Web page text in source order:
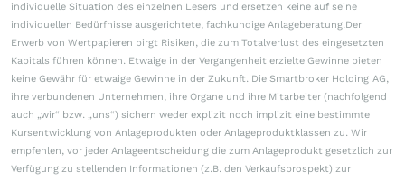
individuelle Situation des einzelnen Lesers und ersetzen keine auf seine
individuellen Bedürfnisse ausgerichtete, fachkundige Anlageberatung.Der
Erwerb von Wertpapieren birgt Risiken, die zum Totalverlust des eingesetzten
Kapitals führen können. Etwaige in der Vergangenheit erzielte Gewinne bieten
keine Gewähr für etwaige Gewinne in der Zukunft. Die Smartbroker Holding AG,
ihre verbundenen Unternehmen, ihre Organe und ihre Mitarbeiter (nachfolgend
auch „wir“ bzw. „uns“) sichern weder explizit noch implizit eine bestimmte
Kursentwicklung von Anlageprodukten oder Anlageproduktklassen zu. Wir
empfehlen, vor jeder Anlageentscheidung die zum Anlageprodukt gesetzlich zur
Verfügung zu stellenden Informationen (z.B. den Verkaufsprospekt) zur